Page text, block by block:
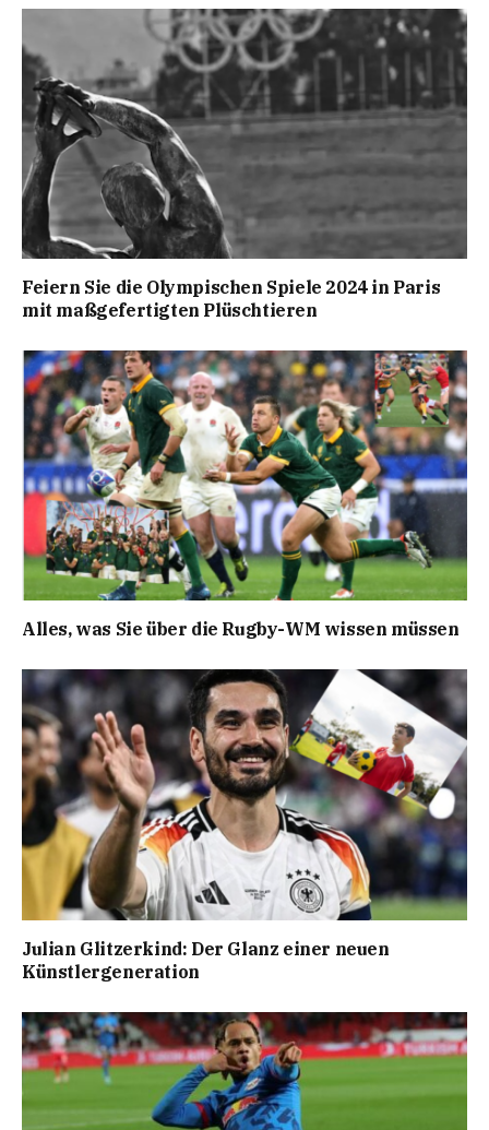
Feiern Sie die Olympischen Spiele 2024 in Paris
mit maßgefertigten Plüschtieren
Alles, was Sie über die Rugby-WM wissen müssen
Julian Glitzerkind: Der Glanz einer neuen
Künstlergeneration